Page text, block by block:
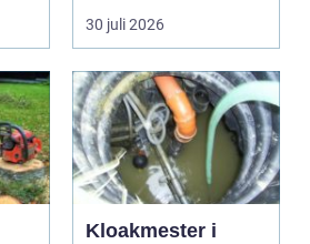
...
hurtigt ...
30 juli 2026
Kloakmester i